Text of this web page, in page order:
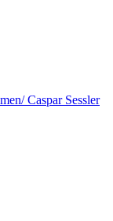
Caspar Sessler